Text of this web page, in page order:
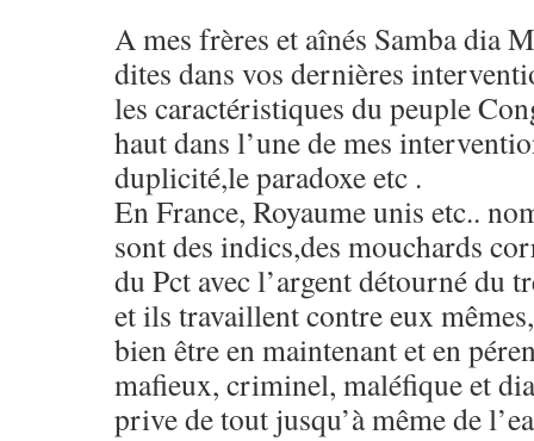
A mes frères et aînés Samba dia
dites dans vos dernières
les caractéristiques du peuple
haut dans l’une de mes
duplicité,le paradoxe etc .
En France, Royaume unis etc..
sont des indics,des mouchards
du Pct avec l’argent détourné du
et ils travaillent contre eux
bien être en maintenant et en
mafieux, criminel, maléfique et
prive de tout jusqu’à même de